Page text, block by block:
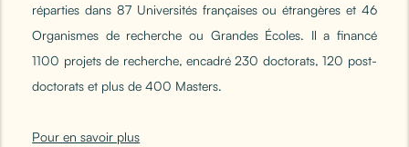
réparties dans 87 Universités françaises ou étrangères et 46
Organismes de recherche ou Grandes Écoles. Il a financé
1100 projets de recherche, encadré 230 doctorats, 120 post-
doctorats et plus de 400 Masters.
Pour en savoir plus